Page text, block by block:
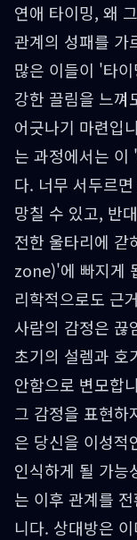
연애 타이밍, 왜
관계의 성패를 가
많은 이들이 '타
강한 끌림을 느껴
어긋나기 마련입
는 과정에서는 이
다. 너무 서두르
망칠 수 있고, 반
전한 울타리에
zone)'에 빠지게
리학적으로도 근
사람의 감정은 끊
초기의 설렘과 호
안함으로 변모합
그 감정을 표현하
은 당신을 이성
인식하게 될 가능
는 이후 관계를
니다. 상대방은